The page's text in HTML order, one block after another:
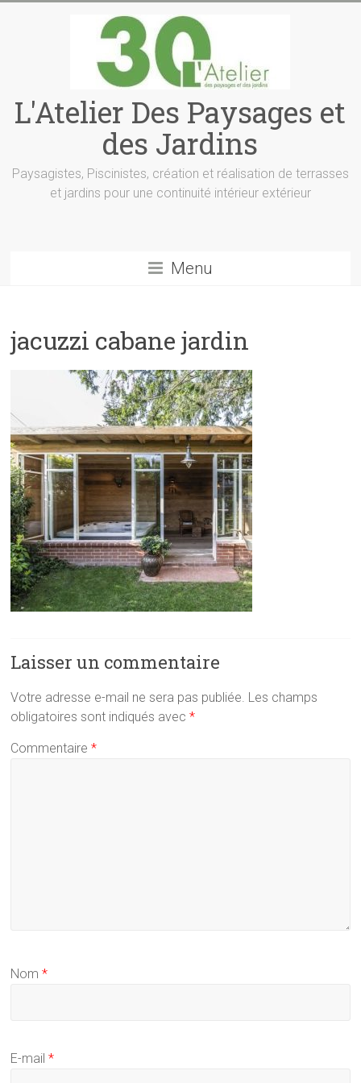
L'Atelier Des Paysages et
des Jardins
Paysagistes, Piscinistes, création et réalisation de terrasses
et jardins pour une continuité intérieur extérieur
Menu
jacuzzi cabane jardin
Laisser un commentaire
Votre adresse e-mail ne sera pas publiée. Les champs
obligatoires sont indiqués avec*
Commentaire*
Nom*
E-mail*